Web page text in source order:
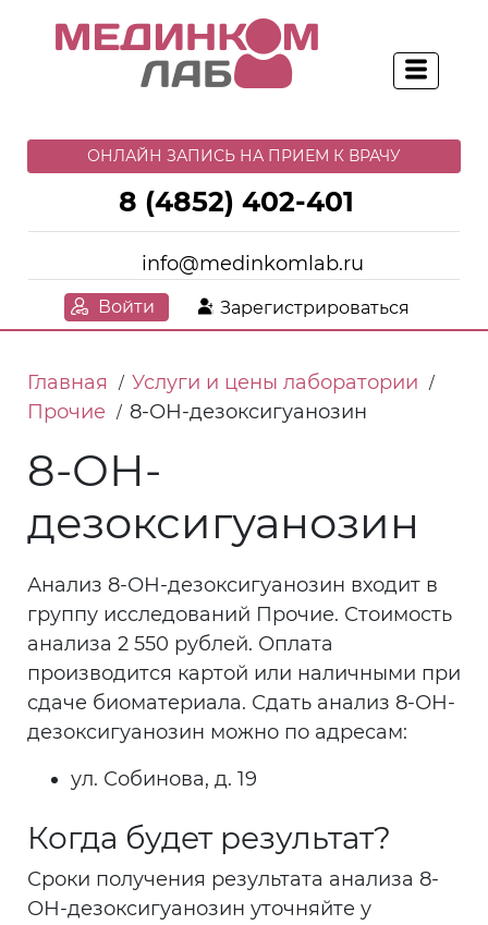
ОНЛАЙН ЗАПИСЬ НА ПРИЕМ К ВРАЧУ
8 (4852) 402-401
info@medinkomlab.ru
Войти Зарегистрироваться
Главная / Услуги и цены лаборатории /
Прочие / 8-ОН-дезоксигуанозин
8-ОН-
дезоксигуанозин
Анализ 8-ОН-дезоксигуанозин входит в
группу исследований Прочие. Стоимость
анализа 2 550 рублей. Оплата
производится картой или наличными при
сдаче биоматериала. Сдать анализ 8-ОН-
дезоксигуанозин можно по адресам:
ул. Собинова, д. 19
Когда будет результат?
Сроки получения результата анализа 8-
ОН-дезоксигуанозин уточняйте у